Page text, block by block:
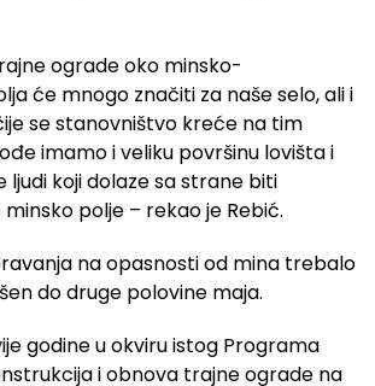
ograde oko minsko-
će mnogo značiti za naše selo, ali i
se stanovništvo kreće na tim
imamo i veliku površinu lovišta i
ljudi koji dolaze sa strane biti
polje – rekao je Rebić.
na opasnosti od mina trebalo
do druge polovine maja.
godine u okviru istog Programa
i obnova trajne ograde na